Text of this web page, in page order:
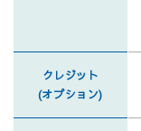
クレジット
(オプション)